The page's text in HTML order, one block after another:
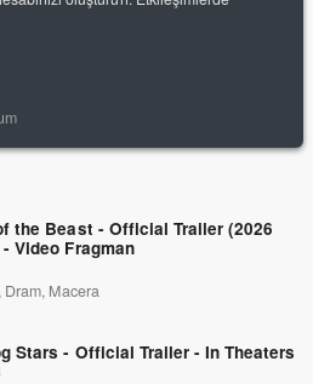
the Beast - Official Trailer (2026
Video Fragman
Dram, Macera
Stars - Official Trailer - In Theaters